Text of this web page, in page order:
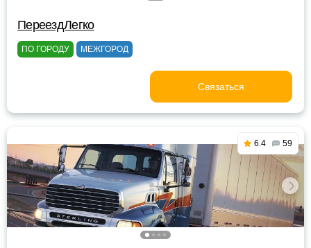
ПереездЛегко
ПО ГОРОДУ МЕЖГОРОД
Связаться
6.4 59